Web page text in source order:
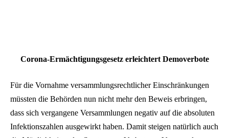
Corona-Ermächtigungsgesetz erleichtert Demoverbote
Für die Vornahme versammlungsrechtlicher Einschränkungen
müssten die Behörden nun nicht mehr den Beweis erbringen,
dass sich vergangene Versammlungen negativ auf die absoluten
Infektionszahlen ausgewirkt haben. Damit steigen natürlich auch